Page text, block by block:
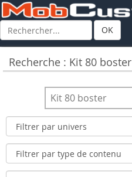
OK
Recherche : Kit 80 boster